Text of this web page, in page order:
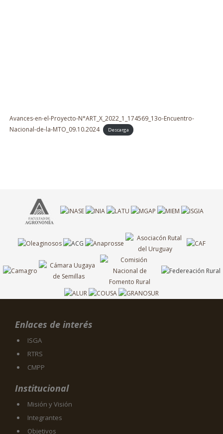
Avances-en-el-Proyecto-N°ART_X_2022_1_174569_13o-Encuentro-
Nacional-de-la-MTO_09.10.2024
Descarga
Enlaces de interés
ISGA
RTRS
CMPP
Institucional
Misión y Visión
Integrantes
Objetivos